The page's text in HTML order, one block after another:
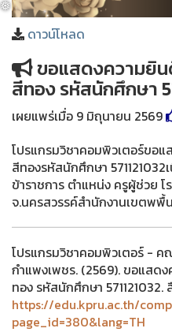
ดาวน์โหลด
ขอแสดงความยิ
สีทอง รหัสนักศึกษา
เผยแพร่เมื่อ 9 มิถุนายน 2569
โปรแกรมวิชาคอมพิวเตอร์ขอ
สีทองรหัสนักศึกษา 571121032
ข้าราชการ ตำแหน่ง ครูผู้ช่วย
จ.นครสวรรค์สำนักงานเขตพพื้
โปรแกรมวิชาคอมพิวเตอร์ -
กำแพงเพชร. (2569). ขอแสด
ทอง รหัสนักศึกษา
https://edu.kpru.ac.th/
page_id=380&lang=TH